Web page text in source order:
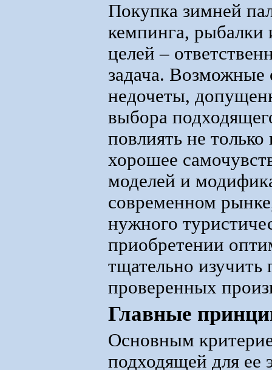
Покупка зимней
кемпинга,
целей –
задача.
недочеты,
выбора
повлиять не
хорошее
моделей и
современном
нужного
приобретении
тщательно
проверенных
Главные
Основным
подходящей для ее